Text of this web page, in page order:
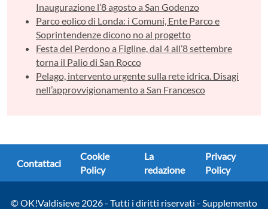
Inaugurazione l’8 agosto a San Godenzo
Parco eolico di Londa: i Comuni, Ente Parco e
Soprintendenze dicono no al progetto
Festa del Perdono a Figline, dal 4 all’8 settembre
torna il Palio di San Rocco
Pelago, intervento urgente sulla rete idrica. Disagi
nell’approvvigionamento a San Francesco
Contattaci
Cookie
Policy
La
redazione
Privacy
Policy
© OK!Valdisieve 2026 - Tutti i diritti riservati - Supplemento